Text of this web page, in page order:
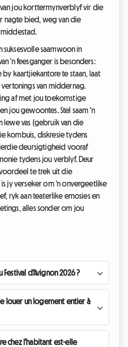
jou korttermynverblyf vir die
nagte bied, weg van die
suksesvolle saamwoon in
'n feesganger is besonders:
kaartjiekantore te staan, laat
van middernag.
af met jou toekomstige
jou gewoontes. Stel saam 'n
lewe vas (gebruik van die
kombuis, diskresie tydens
deursigtigheid vooraf
tydens jou verblyf. Deur
te trek uit die
jy verseker om 'n onvergeetlike
ryk aan teaterlike emosies en
alles sonder om jou
d'Avignon 2026 ?
louer un logement entier à
chez l'habitant est-elle